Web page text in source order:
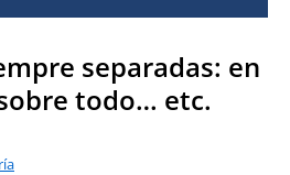
separadas: en
todo… etc.